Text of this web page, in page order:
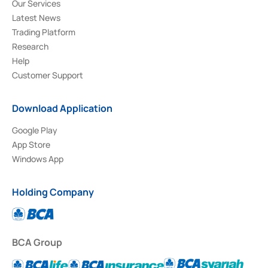
Our Services
Latest News
Trading Platform
Research
Help
Customer Support
Download Application
Google Play
App Store
Windows App
Holding Company
BCA Group